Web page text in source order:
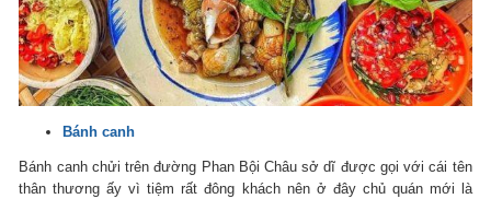
Bánh canh
Bánh canh chửi trên đường Phan Bội Châu sở dĩ được gọi với cái tên
thân thương ấy vì tiệm rất đông khách nên ở đây chủ quán mới là